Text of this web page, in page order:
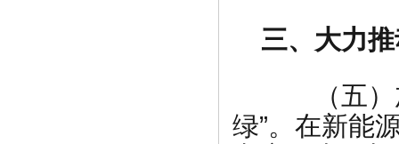
三、大力
（五）加
绿”。在新能